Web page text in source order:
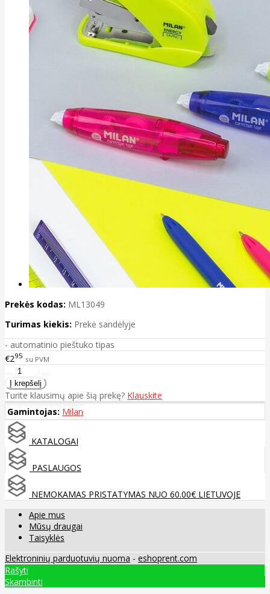
Prekės kodas: ML13049
Turimas kiekis: Prekė sandėlyje
- automatinio pieštuko tipas
€295 su PVM
Turite klausimų apie šią prekę? Klauskite
Gamintojas: Milan
KATALOGAI
PASLAUGOS
NEMOKAMAS PRISTATYMAS NUO 60.00€ LIETUVOJE
Apie mus
Mūsų draugai
Taisyklės
Elektroninių parduotuvių nuoma - eshoprent.com
Rašyti
Skambinti